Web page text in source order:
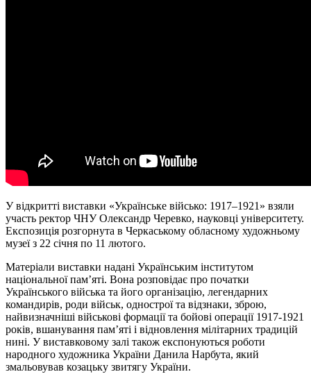
У відкритті виставки «Українське військо: 1917–1921» взяли
участь ректор ЧНУ Олександр Черевко, науковці університету.
Експозиція розгорнута в Черкаському обласному художньому
музеї з 22 січня по 11 лютого.
Матеріали виставки надані Українським інститутом
національної пам’яті. Вона розповідає про початки
Українського війська та його організацію, легендарних
командирів, роди військ, однострої та відзнаки, зброю,
найвизначніші військові формації та бойові операції 1917-1921
років, вшанування пам’яті і відновлення мілітарних традицій
нині. У виставковому залі також експонуються роботи
народного художника України Данила Нарбута, який
змальовував козацьку звитягу України.